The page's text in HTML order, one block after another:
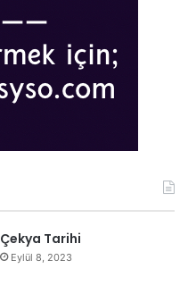
Çekya Tarihi
Eylül 8, 2023